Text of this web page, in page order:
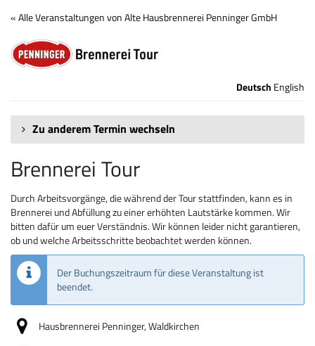
Zum
Haupt-
Inhalt
springen
« Alle Veranstaltungen von Alte Hausbrennerei Penninger GmbH
Brennerei
Tour Deutsch English
Zu anderem Termin wechseln
Brennerei Tour
Durch Arbeitsvorgänge, die während der Tour stattfinden, kann es in
Brennerei und Abfüllung zu einer erhöhten Lautstärke kommen. Wir
bitten dafür um euer Verständnis. Wir können leider nicht garantieren,
ob und welche Arbeitsschritte beobachtet werden können.
Der Buchungszeitraum für diese Veranstaltung ist
beendet.
Hausbrennerei Penninger, Waldkirchen